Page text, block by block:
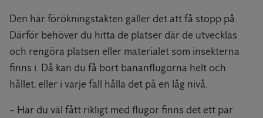
Den här förökningstakten gäller det att få stopp på.
Därför behöver du hitta de platser där de utvecklas
och rengöra platsen eller materialet som insekterna
finns i. Då kan du få bort bananflugorna helt och
hållet, eller i varje fall hålla det på en låg nivå.
– Har du väl fått rikligt med flugor finns det ett par